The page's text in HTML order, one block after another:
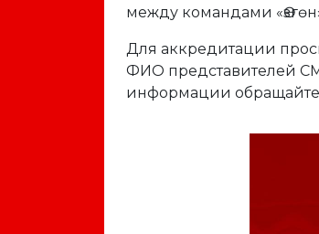
между командами
Для аккредитации
ФИО представителей
информации